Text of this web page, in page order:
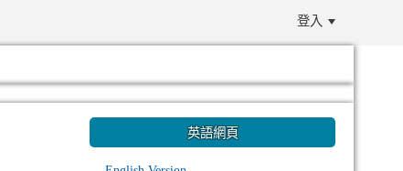
登入
英語網頁